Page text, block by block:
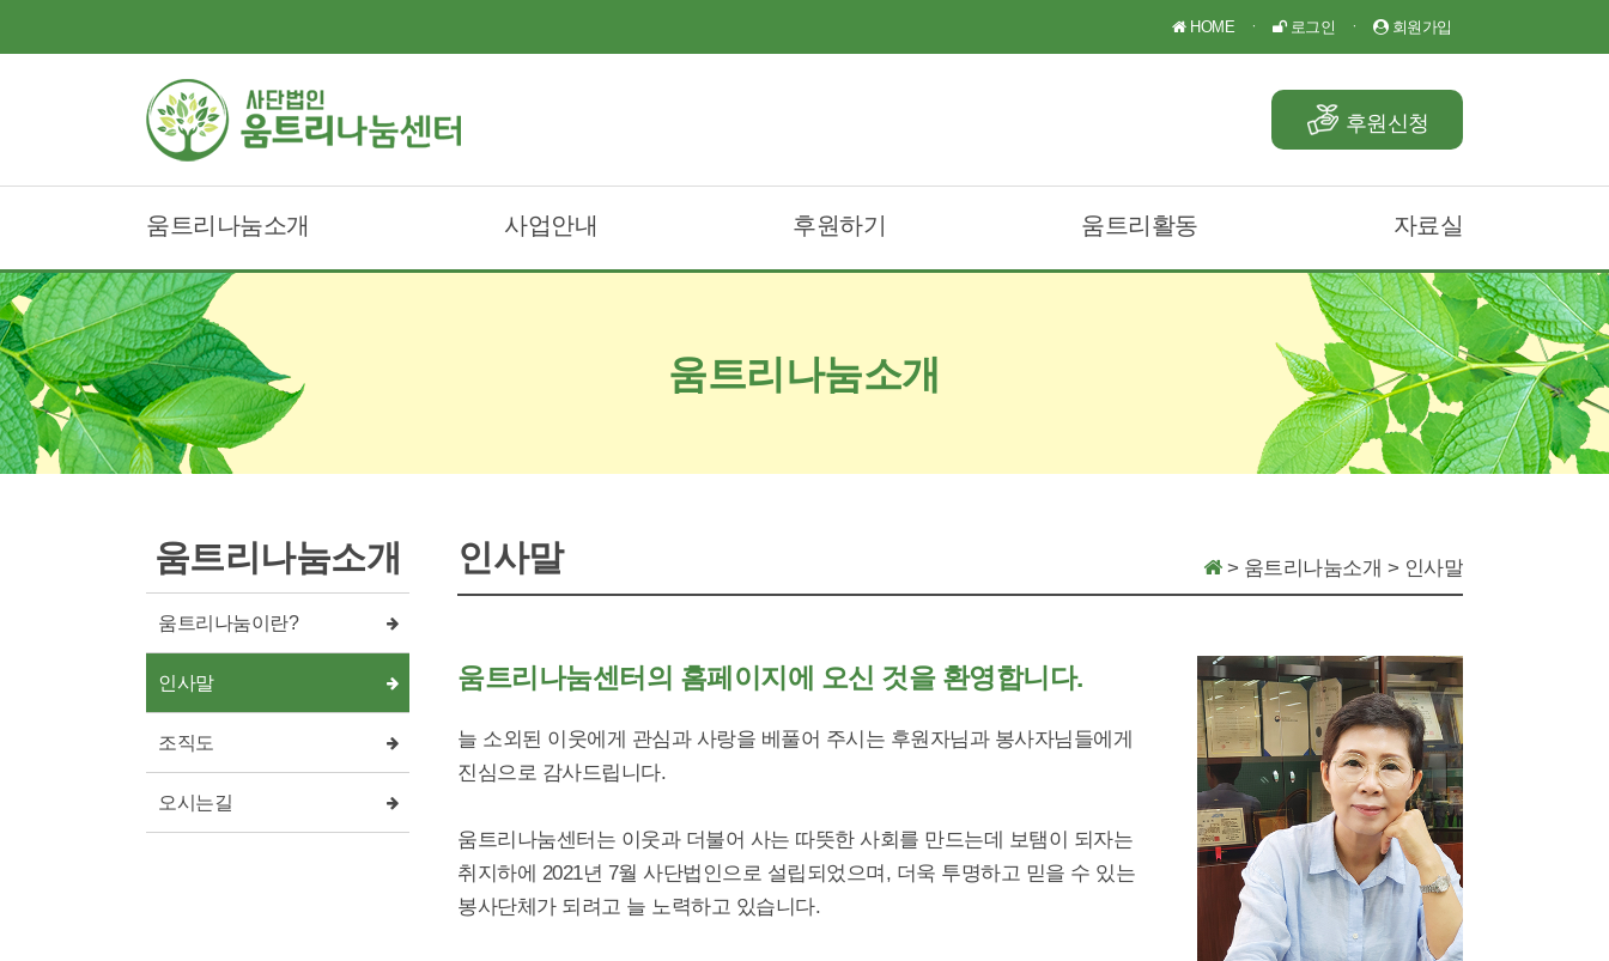
HOME ㆍ 로그인 ㆍ 회원가입
후원신청
움트리나눔소개
움트리나눔이란?
인사말
조직도
오시는길
사업안내 후원하기 움트리활동 자료실
공지사항
언론보도
Q&A
움트리나눔소개
움트리나눔소개
움트리나눔이란?
인사말
조직도
오시는길
인사말 > 움트리나눔소개 > 인사말
움트리나눔센터의 홈페이지에 오신 것을 환영합니다.
늘 소외된 이웃에게 관심과 사랑을 베풀어 주시는 후원자님과 봉사자님들에게
진심으로 감사드립니다.
움트리나눔센터는 이웃과 더불어 사는 따뜻한 사회를 만드는데 보탬이 되자는
취지하에 2021년 7월 사단법인으로 설립되었으며, 더욱 투명하고 믿을 수 있는
봉사단체가 되려고 늘 노력하고 있습니다.